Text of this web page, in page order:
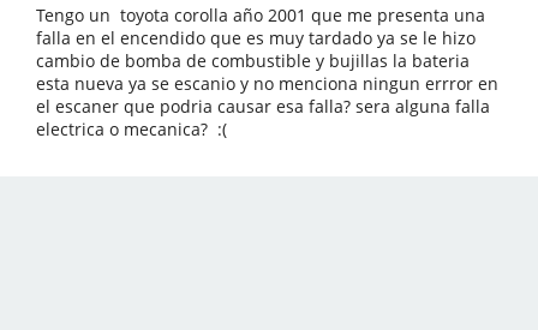
Tengo un toyota corolla año 2001 que me presenta una
falla en el encendido que es muy tardado ya se le hizo
cambio de bomba de combustible y bujillas la bateria
esta nueva ya se escanio y no menciona ningun errror en
el escaner que podria causar esa falla? sera alguna falla
electrica o mecanica? :(